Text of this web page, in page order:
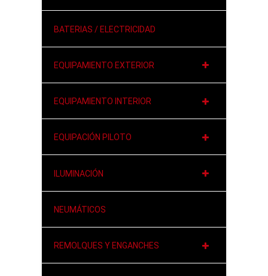
BATERIAS / ELECTRICIDAD
EQUIPAMIENTO EXTERIOR
EQUIPAMIENTO INTERIOR
EQUIPACIÓN PILOTO
ILUMINACIÓN
NEUMÁTICOS
REMOLQUES Y ENGANCHES